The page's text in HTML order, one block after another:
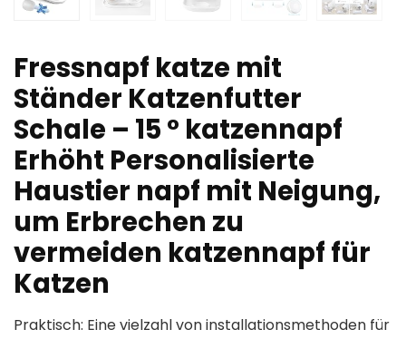
Fressnapf katze mit
Ständer Katzenfutter
Schale – 15 ° katzennapf
Erhöht Personalisierte
Haustier napf mit Neigung,
um Erbrechen zu
vermeiden katzennapf für
Katzen
Praktisch: Eine vielzahl von installationsmethoden für